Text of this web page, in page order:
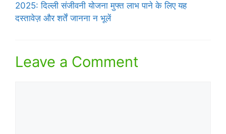
2025: दिल्ली संजीवनी योजना मुफ्त लाभ पाने के लिए यह
दस्तावेज़ और शर्तें जानना न भूलें
Leave a Comment